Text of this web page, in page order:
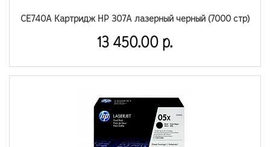
CE740A Картридж HP 307A лазерный черный (7000 стр)
13 450.00 р.